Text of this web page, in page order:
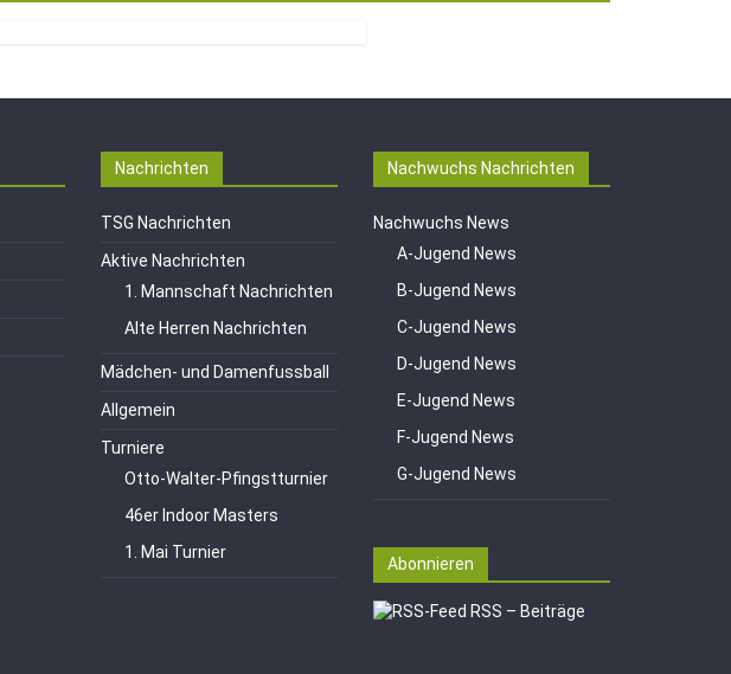
Nachrichten
TSG Nachrichten
Aktive Nachrichten
1. Mannschaft Nachrichten
Alte Herren Nachrichten
Mädchen- und Damenfussball
Allgemein
Turniere
Otto-Walter-Pfingstturnier
46er Indoor Masters
1. Mai Turnier
Nachwuchs Nachrichten
Nachwuchs News
A-Jugend News
B-Jugend News
C-Jugend News
D-Jugend News
E-Jugend News
F-Jugend News
G-Jugend News
Abonnieren
RSS – Beiträge